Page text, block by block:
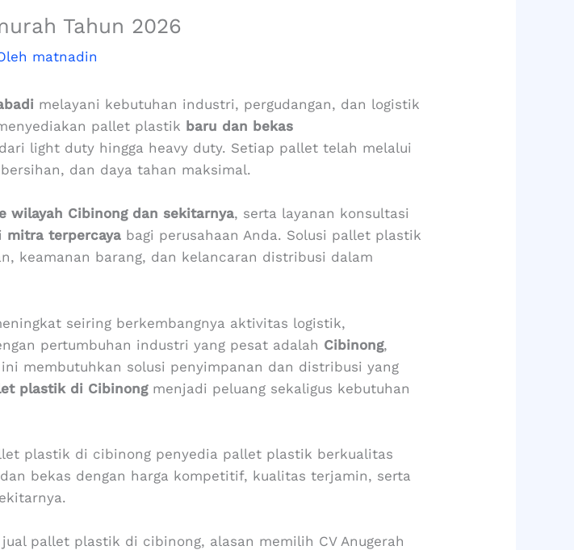
Tahun 2026
matnadin
melayani kebutuhan industri, pergudangan, dan logistik
pallet plastik baru dan bekas
light duty hingga heavy duty. Setiap pallet telah melalui
dan daya tahan maksimal.
wilayah Cibinong dan sekitarnya, serta layanan konsultasi
mitra terpercaya bagi perusahaan Anda. Solusi pallet plastik
keamanan barang, dan kelancaran distribusi dalam
seiring berkembangnya aktivitas logistik,
pertumbuhan industri yang pesat adalah Cibinong,
membutuhkan solusi penyimpanan dan distribusi yang
plastik di Cibinongmenjadi peluang sekaligus kebutuhan
plastik di cibinong penyedia pallet plastik berkualitas
bekas dengan harga kompetitif, kualitas terjamin, serta
pallet plastik di cibinong, alasan memilih CV Anugerah